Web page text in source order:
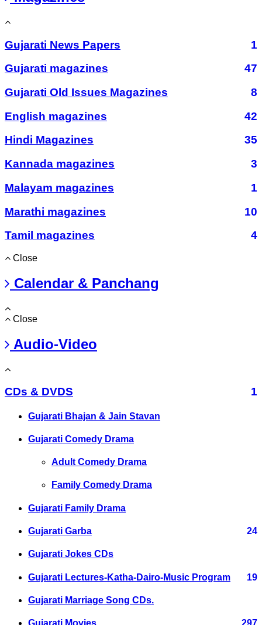
Gujarati News Papers
1
Gujarati magazines
47
Gujarati Old Issues Magazines
8
English magazines
42
Hindi Magazines
35
Kannada magazines
3
Malayam magazines
1
Marathi magazines
10
Tamil magazines
4
Close
Calendar & Panchang
Close
Audio-Video
CDs & DVDS 1
Gujarati Bhajan & Jain Stavan
Gujarati Comedy Drama
Adult Comedy Drama
Family Comedy Drama
Gujarati Family Drama
Gujarati Garba 24
Gujarati Jokes CDs
Gujarati Lectures-Katha-Dairo-Music Program 19
Gujarati Marriage Song CDs.
Gujarati Movies 297